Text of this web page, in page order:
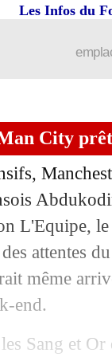
Les Infos du
City
L'Equipe,
attentes
même
end.
Sang et
activée !
Luiz
pour Matic
joueurs ?
son accord
pour